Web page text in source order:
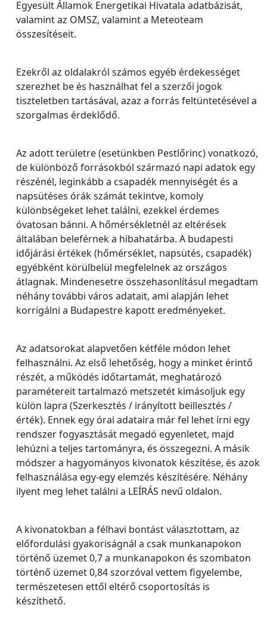
Egyesült Államok Energetikai Hivatala adatbázisát,
valamint az OMSZ, valamint a Meteoteam
összesítéseit.
Ezekről az oldalakról számos egyéb érdekességet
szerezhet be és használhat fel a szerzői jogok
tiszteletben tartásával, azaz a forrás feltüntetésével a
szorgalmas érdeklődő.
Az adott területre (esetünkben Pestlőrinc) vonatkozó,
de különböző forrásokból származó napi adatok egy
részénél, leginkább a csapadék mennyiségét és a
napsütéses órák számát tekintve, komoly
különbségeket lehet találni, ezekkel érdemes
óvatosan bánni. A hőmérsékletnél az eltérések
általában beleférnek a hibahatárba. A budapesti
időjárási értékek (hőmérséklet, napsütés, csapadék)
egyébként körülbelül megfelelnek az országos
átlagnak. Mindenesetre összehasonlításul megadtam
néhány további város adatait, ami alapján lehet
korrigálni a Budapestre kapott eredményeket.
Az adatsorokat alapvetően kétféle módon lehet
felhasználni. Az első lehetőség, hogy a minket érintő
részét, a működés időtartamát, meghatározó
paramétereit tartalmazó metszetét kimásoljuk egy
külön lapra (Szerkesztés / irányított beillesztés /
érték). Ennek egy órai adataira már fel lehet írni egy
rendszer fogyasztását megadó egyenletet, majd
lehúzni a teljes tartományra, és összegezni. A másik
módszer a hagyományos kivonatok készítése, és azok
felhasználása egy-egy elemzés készítésére. Néhány
ilyent meg lehet találni a LEÍRÁS nevű oldalon.
A kivonatokban a félhavi bontást választottam, az
előfordulási gyakoriságnál a csak munkanapokon
történő üzemet 0,7 a munkanapokon és szombaton
történő üzemet 0,84 szorzóval vettem figyelembe,
természetesen ettől eltérő csoportosítás is
készíthető.